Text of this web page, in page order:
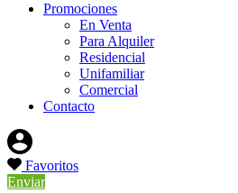
Promociones
En Venta
Para Alquiler
Residencial
Unifamiliar
Comercial
Contacto
Favoritos
Enviar